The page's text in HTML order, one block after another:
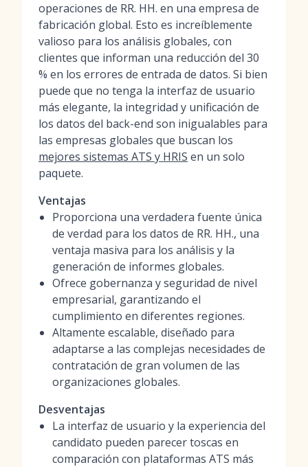
operaciones de RR. HH. en una empresa de
fabricación global. Esto es increíblemente
valioso para los análisis globales, con
clientes que informan una reducción del 30
% en los errores de entrada de datos. Si bien
puede que no tenga la interfaz de usuario
más elegante, la integridad y unificación de
los datos del back-end son inigualables para
las empresas globales que buscan los
mejores sistemas ATS y HRIS en un solo
paquete.
Ventajas
Proporciona una verdadera fuente única
de verdad para los datos de RR. HH., una
ventaja masiva para los análisis y la
generación de informes globales.
Ofrece gobernanza y seguridad de nivel
empresarial, garantizando el
cumplimiento en diferentes regiones.
Altamente escalable, diseñado para
adaptarse a las complejas necesidades de
contratación de gran volumen de las
organizaciones globales.
Desventajas
La interfaz de usuario y la experiencia del
candidato pueden parecer toscas en
comparación con plataformas ATS más